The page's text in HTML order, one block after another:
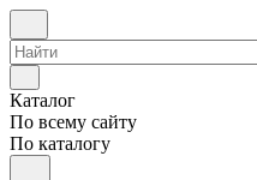
Каталог
По всему сайту
По каталогу